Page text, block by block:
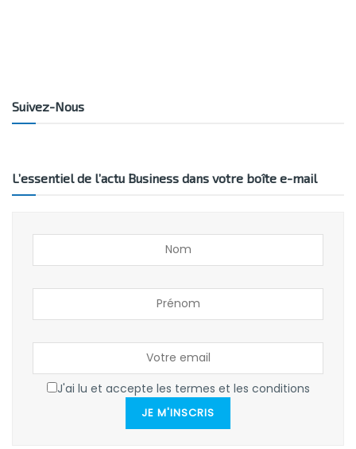
Suivez-Nous
L’essentiel de l’actu Business dans votre boîte e-mail
J'ai lu et accepte les termes et les conditions
JE M'INSCRIS